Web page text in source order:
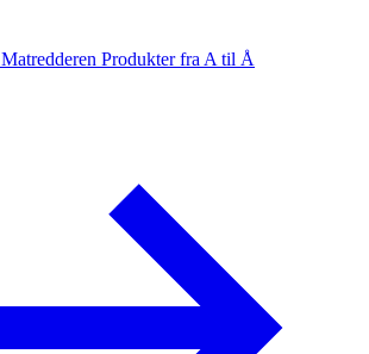
Matredderen Produkter fra A til Å